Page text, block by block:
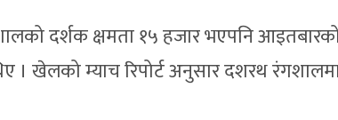
दर्शक क्षमता १५ हजार भएपनि
। खेलको म्याच रिपोर्ट अनुसार दशरथ